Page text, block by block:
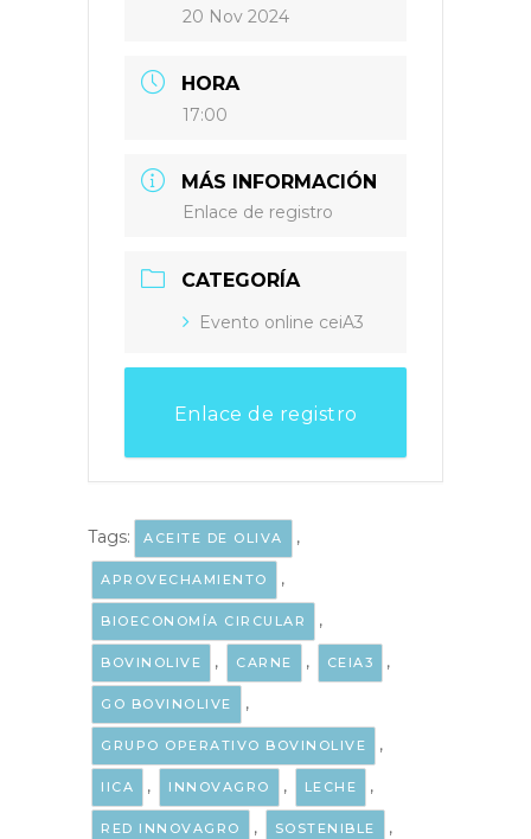
20 Nov 2024
HORA
17:00
MÁS INFORMACIÓN
Enlace de registro
CATEGORÍA
Evento online ceiA3
Enlace de registro
Tags: ACEITE DE OLIVA ,
APROVECHAMIENTO ,
BIOECONOMÍA CIRCULAR ,
BOVINOLIVE , CARNE , CEIA3 ,
GO BOVINOLIVE ,
GRUPO OPERATIVO BOVINOLIVE ,
IICA , INNOVAGRO , LECHE ,
RED INNOVAGRO , SOSTENIBLE ,